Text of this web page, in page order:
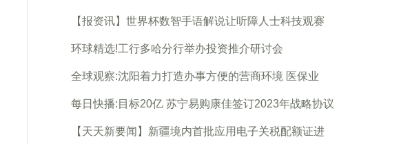
【报资讯】世界杯数智手语解说让听障人士科技观赛
环球精选!工行多哈分行举办投资推介研讨会
全球观察:沈阳着力打造办事方便的营商环境 医保业
每日快播:目标20亿 苏宁易购康佳签订2023年战略协议
【天天新要闻】新疆境内首批应用电子关税配额证进